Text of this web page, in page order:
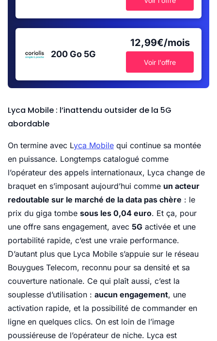
200 Go 5G
12,99€/mois
Voir l'offre
Lyca Mobile : l’inattendu outsider de la 5G
abordable
On termine avec Lyca Mobile qui continue sa montée
en puissance. Longtemps catalogué comme
l’opérateur des appels internationaux, Lyca change de
braquet en s’imposant aujourd’hui comme un acteur
redoutable sur le marché de la data pas chère : le
prix du giga tombe sous les 0,04 euro. Et ça, pour
une offre sans engagement, avec 5G activée et une
portabilité rapide, c’est une vraie performance.
D’autant plus que Lyca Mobile s’appuie sur le réseau
Bouygues Telecom, reconnu pour sa densité et sa
couverture nationale. Ce qui plaît aussi, c’est la
souplesse d’utilisation : aucun engagement, une
activation rapide, et la possibilité de commander en
ligne en quelques clics. On est loin de l’image
poussiéreuse de l’opérateur de niche. Lyca est